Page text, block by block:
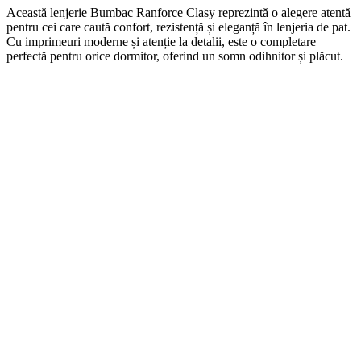
Această lenjerie Bumbac Ranforce Clasy reprezintă o alegere atentă
pentru cei care caută confort, rezistență și eleganță în lenjeria de pat.
Cu imprimeuri moderne și atenție la detalii, este o completare
perfectă pentru orice dormitor, oferind un somn odihnitor și plăcut.